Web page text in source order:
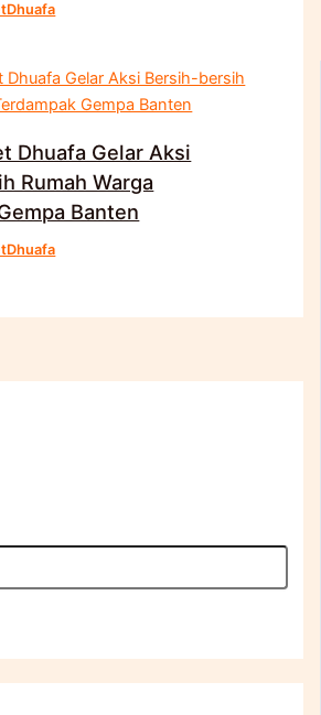
Dhuafa Gelar Aksi
Rumah Warga
Banten